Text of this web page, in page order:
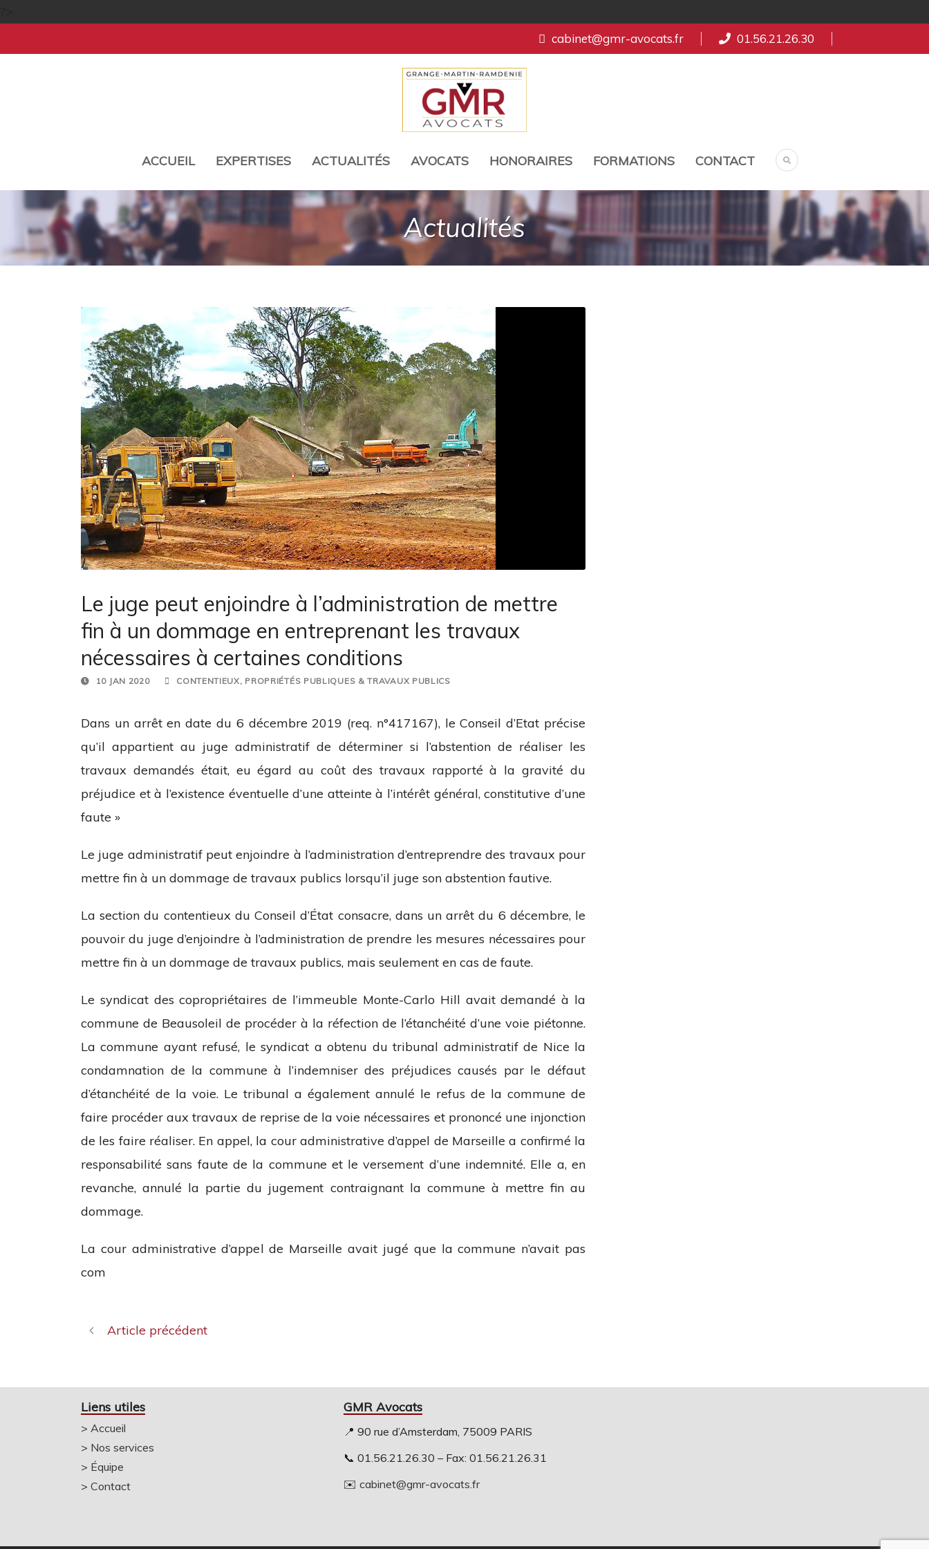
cabinet@gmr-avocats.fr 01.56.21.26.30
ACCUEIL EXPERTISES ACTUALITÉS AVOCATS HONORAIRES FORMATIONS CONTACT
Actualités
Le juge peut enjoindre à l’administration de mettre
fin à un dommage en entreprenant les travaux
nécessaires à certaines conditions
10 JAN 2020 CONTENTIEUX, PROPRIÉTÉS PUBLIQUES & TRAVAUX PUBLICS
Dans un arrêt en date du 6 décembre 2019 (req. n°417167), le Conseil d’Etat précise
qu’il appartient au juge administratif de déterminer si l’abstention de réaliser les
travaux demandés était, eu égard au coût des travaux rapporté à la gravité du
préjudice et à l’existence éventuelle d’une atteinte à l’intérêt général, constitutive d’une
faute »
Le juge administratif peut enjoindre à l’administration d’entreprendre des travaux pour
mettre fin à un dommage de travaux publics lorsqu’il juge son abstention fautive.
La section du contentieux du Conseil d’État consacre, dans un arrêt du 6 décembre, le
pouvoir du juge d’enjoindre à l’administration de prendre les mesures nécessaires pour
mettre fin à un dommage de travaux publics, mais seulement en cas de faute.
Le syndicat des copropriétaires de l’immeuble Monte-Carlo Hill avait demandé à la
commune de Beausoleil de procéder à la réfection de l’étanchéité d’une voie piétonne.
La commune ayant refusé, le syndicat a obtenu du tribunal administratif de Nice la
condamnation de la commune à l’indemniser des préjudices causés par le défaut
d’étanchéité de la voie. Le tribunal a également annulé le refus de la commune de
faire procéder aux travaux de reprise de la voie nécessaires et prononcé une injonction
de les faire réaliser. En appel, la cour administrative d’appel de Marseille a confirmé la
responsabilité sans faute de la commune et le versement d’une indemnité. Elle a, en
revanche, annulé la partie du jugement contraignant la commune à mettre fin au
dommage.
La cour administrative d’appel de Marseille avait jugé que la commune n’avait pas
com
Article précédent
Liens utiles
> Accueil
> Nos services
> Équipe
> Contact
GMR Avocats
📍 90 rue d’Amsterdam, 75009 PARIS
📞 01.56.21.26.30 – Fax: 01.56.21.26.31
✉️ cabinet@gmr-avocats.fr